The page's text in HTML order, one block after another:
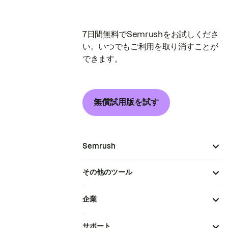
7日間無料でSemrushをお試しくださ
い。いつでもご利用を取り消すことが
できます。
無償試用版を試す
Semrush
その他のツール
企業
サポート